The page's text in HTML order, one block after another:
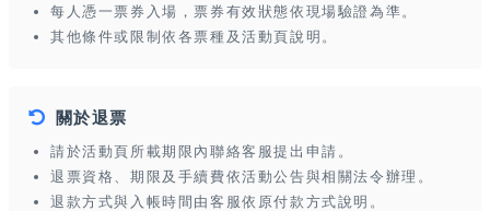
每人憑一票券入場，票券有效狀態依現場驗證為準。
其他條件或限制依各票種及活動頁說明。
關於退票
請於活動頁所載期限內聯絡客服提出申請。
退票資格、期限及手續費依活動公告與相關法令辦理。
退款方式與入帳時間由客服依原付款方式說明。